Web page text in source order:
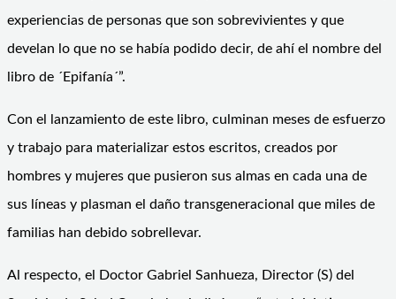
experiencias de personas que son sobrevivientes y que
develan lo que no se había podido decir, de ahí el nombre del
libro de ´Epifanía´”.
Con el lanzamiento de este libro, culminan meses de esfuerzo
y trabajo para materializar estos escritos, creados por
hombres y mujeres que pusieron sus almas en cada una de
sus líneas y plasman el daño transgeneracional que miles de
familias han debido sobrellevar.
Al respecto, el Doctor Gabriel Sanhueza, Director (S) del